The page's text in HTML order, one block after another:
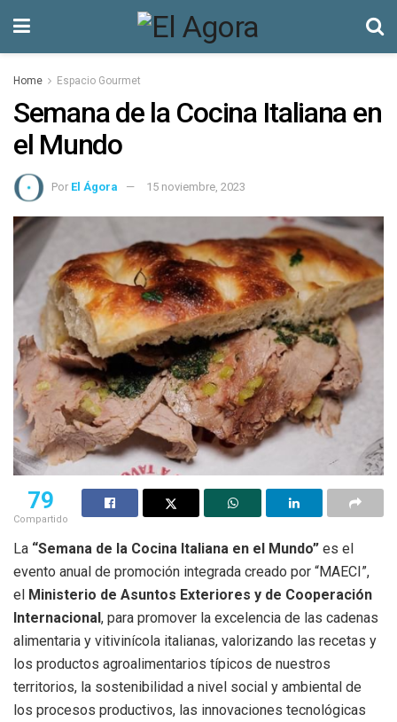
Home Espacio Gourmet
Semana de la Cocina Italiana en
el Mundo
Por El Ágora 15 noviembre, 2023
79
Compartido
La “Semana de la Cocina Italiana en el Mundo” es el
evento anual de promoción integrada creado por “MAECI”,
el
Ministerio de Asuntos Exteriores y de Cooperación
Internacional , para promover la excelencia de las cadenas
alimentaria y vitivinícola italianas, valorizando las recetas y
los productos agroalimentarios típicos de nuestros
territorios, la sostenibilidad a nivel social y ambiental de
los procesos productivos, las innovaciones tecnológicas